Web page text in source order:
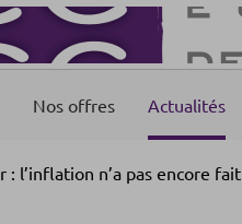
Nos offres Actualités
: l’inflation n’a pas encore